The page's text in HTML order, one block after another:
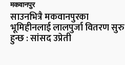
मकवानपुर
साउनभित्रै मकवानपुरका
भूमिहीनलाई लालपुर्जा वितरण सुरु
हुन्छ : सांसद उप्रेती